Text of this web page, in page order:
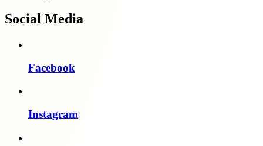
Social Media
Facebook
Instagram